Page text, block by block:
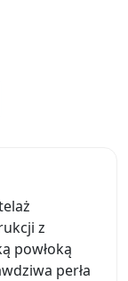
z
powłoką
perła